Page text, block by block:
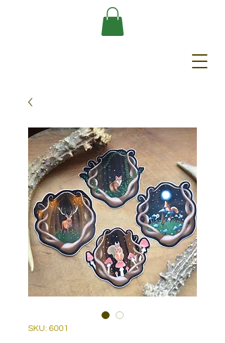
SKU: 6001